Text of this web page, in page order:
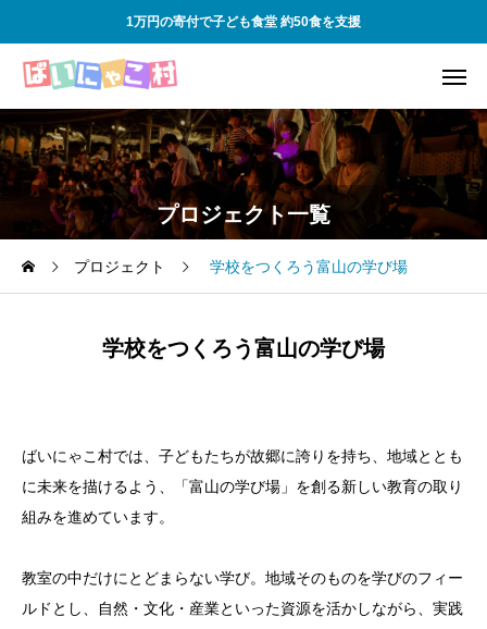
1万円の寄付で子ども食堂 約50食を支援
プロジェクト一覧
プロジェクト 学校をつくろう富山の学び場
学校をつくろう富山の学び場
ばいにゃこ村では、子どもたちが故郷に誇りを持ち、地域ととも
に未来を描けるよう、「富山の学び場」を創る新しい教育の取り
組みを進めています。
教室の中だけにとどまらない学び。地域そのものを学びのフィー
ルドとし、自然・文化・産業といった資源を活かしながら、実践